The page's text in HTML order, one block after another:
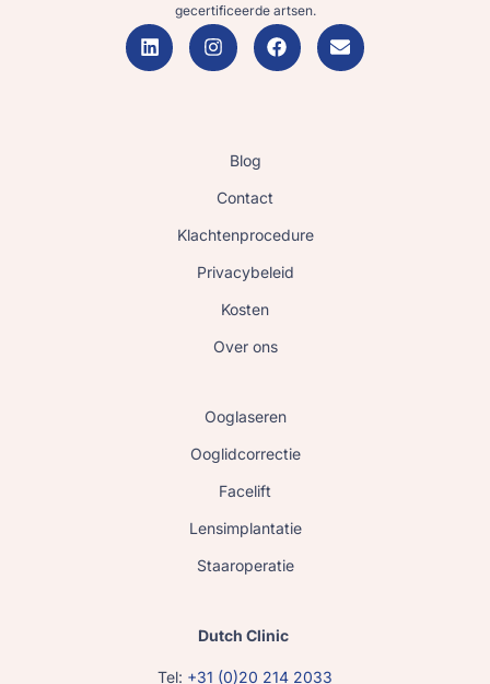
gecertificeerde artsen.
Blog
Contact
Klachtenprocedure
Privacybeleid
Kosten
Over ons
Ooglaseren
Ooglidcorrectie
Facelift
Lensimplantatie
Staaroperatie
Dutch Clinic
Tel: +31 (0)20 214 2033